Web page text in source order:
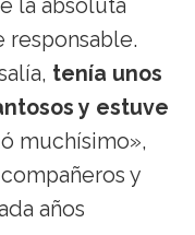
la absoluta
tenía unos
y estuve
muchísimo»,
y
años